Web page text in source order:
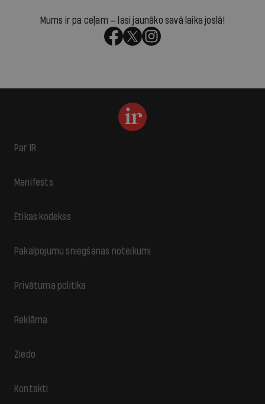
Mums ir pa ceļam — lasi jaunāko savā laika joslā!
Par IR
Manifests
Ētikas kodekss
Pakalpojumu sniegšanas noteikumi
Privātuma politika
Reklāma
Ziedo
Kontakti